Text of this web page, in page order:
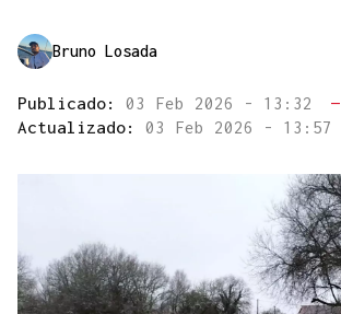
Bruno Losada
Publicado: 03 Feb 2026 - 13:32
—
Actualizado: 03 Feb 2026 - 13:57